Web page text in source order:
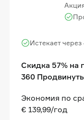
Скидка 57% на
360
Истекает
Экономия по
€ 139,99/год